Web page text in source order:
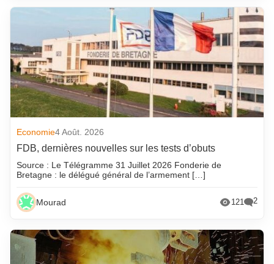
Economie4 Août. 2026
FDB, dernières nouvelles sur les tests d’obuts
Source : Le Télégramme 31 Juillet 2026 Fonderie de
Bretagne : le délégué général de l’armement […]
Mourad 121 2